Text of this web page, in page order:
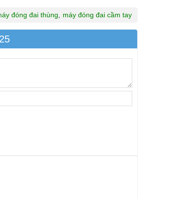
đóng đai thùng máy đóng đai cầm tay